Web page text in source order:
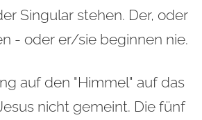
Singular stehen. Der, oder
- oder er/sie beginnen nie.
auf den "Himmel" auf das
nicht gemeint. Die fünf